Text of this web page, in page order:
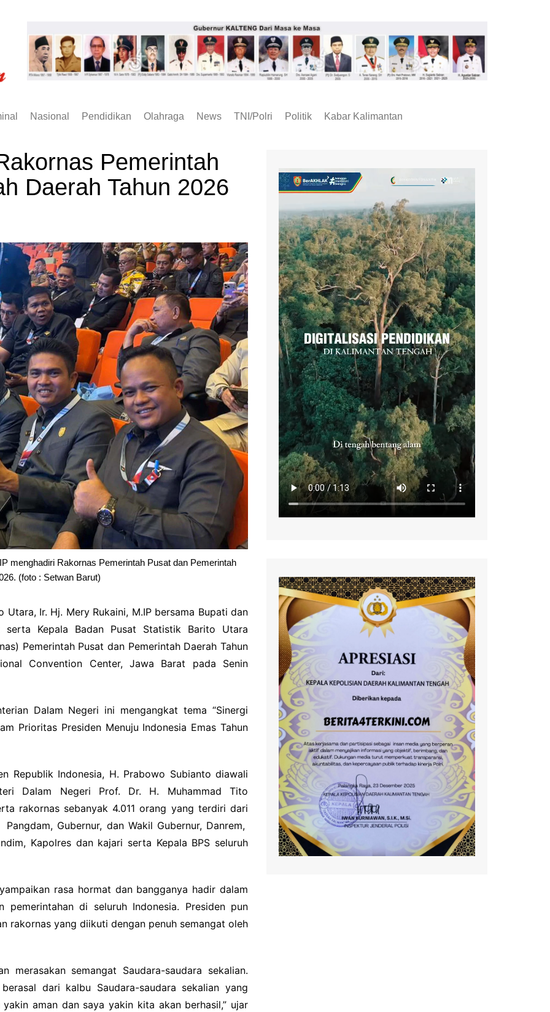
Nasional Pendidikan Olahraga News TNI/Polri Politik Kabar Kalimantan
Pemerintah
Daerah Tahun 2026
menghadiri Rakornas Pemerintah Pusat dan Pemerintah
(foto : Setwan Barut)
Ir. Hj. Mery Rukaini, M.IP bersama Bupati dan
Kepala Badan Pusat Statistik Barito Utara
Pemerintah Pusat dan Pemerintah Daerah Tahun
Convention Center, Jawa Barat pada Senin
Dalam Negeri ini mengangkat tema “Sinergi
Prioritas Presiden Menuju Indonesia Emas Tahun
Republik Indonesia, H. Prabowo Subianto diawali
Dalam Negeri Prof. Dr. H. Muhammad Tito
rakornas sebanyak 4.011 orang yang terdiri dari
Gubernur, dan Wakil Gubernur, Danrem,
Kapolres dan kajari serta Kepala BPS seluruh
rasa hormat dan bangganya hadir dalam
di seluruh Indonesia. Presiden pun
rakornas yang diikuti dengan penuh semangat oleh
merasakan semangat Saudara-saudara sekalian.
dari kalbu Saudara-saudara sekalian yang
aman dan saya yakin kita akan berhasil,” ujar